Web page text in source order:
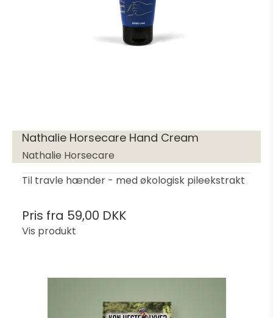
Nathalie Horsecare Hand Cream
Nathalie Horsecare
Til travle hænder - med økologisk pileekstrakt
Pris fra 59,00 DKK
Vis produkt